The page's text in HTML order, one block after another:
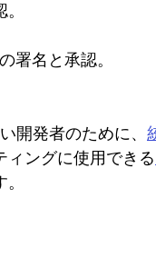
署名と承認。
開発者のために、
ィングに使用できる